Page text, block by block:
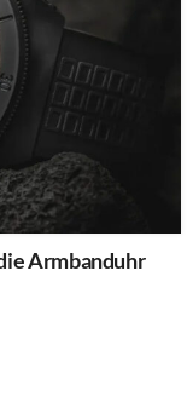
Armbanduhr